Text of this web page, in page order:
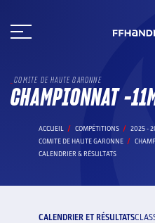
au
COMITE DE HAUTE GARONNE
CHAMPIONNAT -
ACCUEIL COMPÉTITIONS 2025 -
COMITE DE HAUTE GARONNE
CALENDRIER & RÉSULTATS
CALENDRIER ET RÉSULTATS